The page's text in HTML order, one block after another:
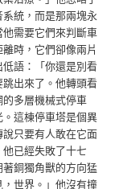
統，而是那兩塊永
需要它們來判斷車
時，它們卻像兩片
語：「你還是別看
出來了。他轉頭看
多層機械式停車
這棟停車塔是個異
只要有人敢在它面
已經失敗了十七
銅獨角獸的方向猛
世界。」他沒有撞